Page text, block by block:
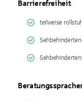
Barrierefreiheit
teilweise